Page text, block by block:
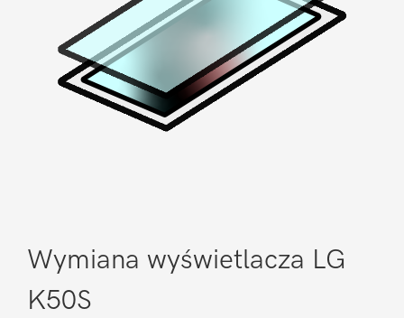
Wymiana wyświetlacza LG
K50S